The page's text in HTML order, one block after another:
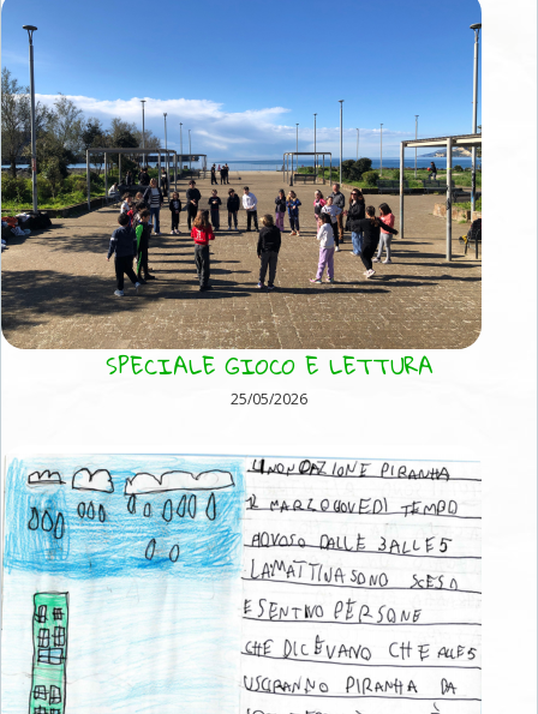
SPECIALE GIOCO E LETTURA
25/05/2026